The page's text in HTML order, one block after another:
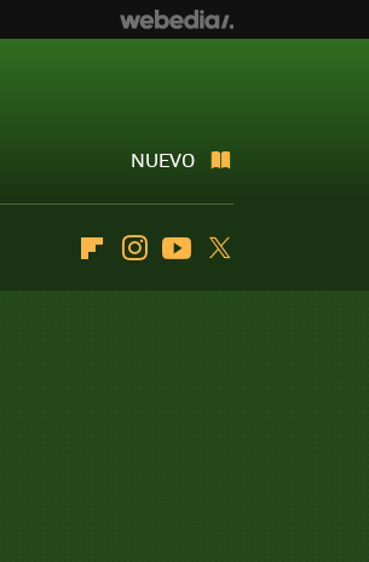
NUEVO
FlipboardInstagramYoutube